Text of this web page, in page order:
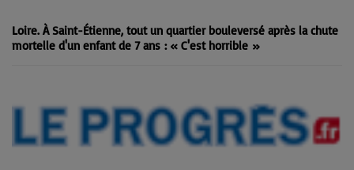
Loire. À Saint-Étienne, tout un quartier bouleversé après la chute
mortelle d'un enfant de 7 ans : « C'est horrible »